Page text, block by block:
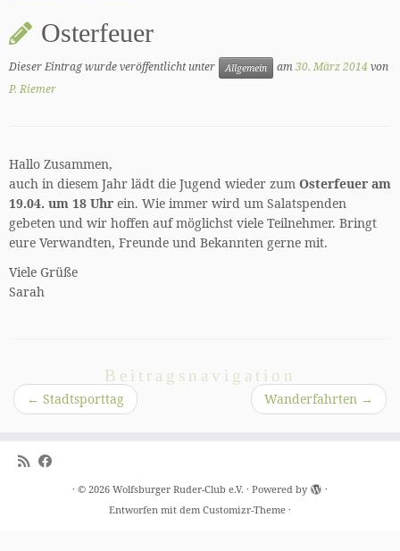
Osterfeuer
Dieser Eintrag wurde veröffentlicht unter Allgemein am30. März 2014von
P. Riemer
Hallo Zusammen,
auch in diesem Jahr lädt die Jugend wieder zum Osterfeuer am
19.04. um 18 Uhr ein. Wie immer wird um Salatspenden
gebeten und wir hoffen auf möglichst viele Teilnehmer. Bringt
eure Verwandten, Freunde und Bekannten gerne mit.
Viele Grüße
Sarah
Beitragsnavigation
← Stadtsporttag Wanderfahrten →
· © 2026 Wolfsburger Ruder-Club e.V. · Powered by
·
Entworfen mit dem Customizr-Theme ·